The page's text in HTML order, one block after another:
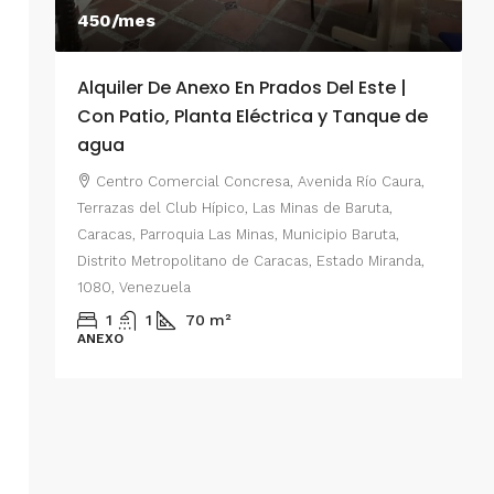
de
450/mes
Alquiler De Anexo En Prados Del Este |
Con Patio, Planta Eléctrica y Tanque de
agua
Centro Comercial Concresa, Avenida Río Caura,
Terrazas del Club Hípico, Las Minas de Baruta,
Caracas, Parroquia Las Minas, Municipio Baruta,
Distrito Metropolitano de Caracas, Estado Miranda,
1080, Venezuela
1 1 70 m²
ANEXO